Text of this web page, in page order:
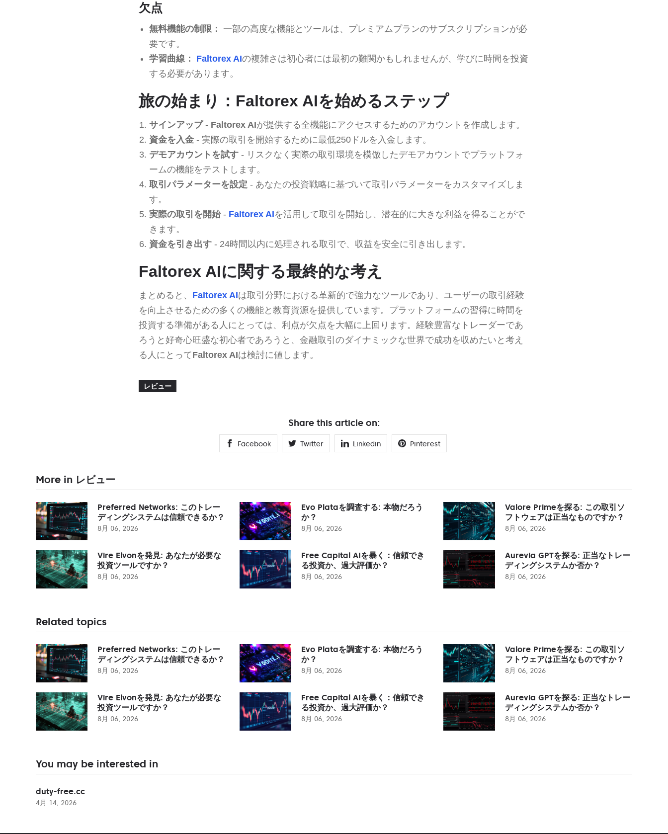
欠点
無料機能の制限：
一部の高度な機能とツールは、プレミアムプランのサブスクリプションが必
要です。
学習曲線：
Faltorex AIの複雑さは初心者には最初の難関かもしれませんが、学びに時間を投資
する必要があります。
旅の始まり：Faltorex AIを始めるステップ
サインアップ- Faltorex AIが提供する全機能にアクセスするためのアカウントを作成します。
資金を入金- 実際の取引を開始するために最低250ドルを入金します。
デモアカウントを試す- リスクなく実際の取引環境を模倣したデモアカウントでプラットフォ
ームの機能をテストします。
取引パラメーターを設定 - あなたの投資戦略に基づいて取引パラメーターをカスタマイズしま
す。
実際の取引を開始- Faltorex AIを活用して取引を開始し、潜在的に大きな利益を得ることがで
きます。
資金を引き出す- 24時間以内に処理される取引で、収益を安全に引き出します。
Faltorex AIに関する最終的な考え
まとめると、 Faltorex AIは取引分野における革新的で強力なツールであり、ユーザーの取引経験
を向上させるための多くの機能と教育資源を提供しています。プラットフォームの習得に時間を
投資する準備がある人にとっては、利点が欠点を大幅に上回ります。経験豊富なトレーダーであ
ろうと好奇心旺盛な初心者であろうと、金融取引のダイナミックな世界で成功を収めたいと考え
る人にとってFaltorex AIは検討に値します。
レビュー
Share this article on:
Facebook Twitter Linkedin Pinterest
More in レビュー
Preferred Networks: このトレー
ディングシステムは信頼できるか？
8月 06, 2026
Evo Plataを調査する: 本物だろう
か？
8月 06, 2026
Valore Primeを探る: この取引ソ
フトウェアは正当なものですか？
8月 06, 2026
Vire Elvonを発見: あなたが必要な
投資ツールですか？
8月 06, 2026
Free Capital AIを暴く：信頼でき
る投資か、過大評価か？
8月 06, 2026
Aurevia GPTを探る: 正当なトレー
ディングシステムか否か？
8月 06, 2026
Related topics
Preferred Networks: このトレー
ディングシステムは信頼できるか？
8月 06, 2026
Evo Plataを調査する: 本物だろう
か？
8月 06, 2026
Valore Primeを探る: この取引ソ
フトウェアは正当なものですか？
8月 06, 2026
Vire Elvonを発見: あなたが必要な
投資ツールですか？
8月 06, 2026
Free Capital AIを暴く：信頼でき
る投資か、過大評価か？
8月 06, 2026
Aurevia GPTを探る: 正当なトレー
ディングシステムか否か？
8月 06, 2026
You may be interested in
duty-free.cc
4月 14, 2026